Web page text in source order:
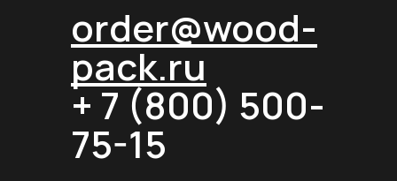
order@wood-
pack.ru
+ 7 (800) 500-
75-15